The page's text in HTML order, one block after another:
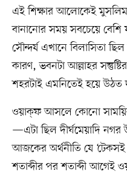
এই শিক্ষার আলোকেই মুসলিম
বানানোর সময় সবচেয়ে বেশি
সৌন্দর্য এখানে বিলাসিতা
কারণ, ভবনটা আল্লাহর
শহরটাই এমনিতেই হয়ে উঠত
ওয়াক্‌ফ আসলে কোনো সাময়িক
—এটা ছিল দীর্ঘমেয়াদি নগর
আজকের অর্থনীতি যে
শতাব্দীর পর শতাব্দী আগেই